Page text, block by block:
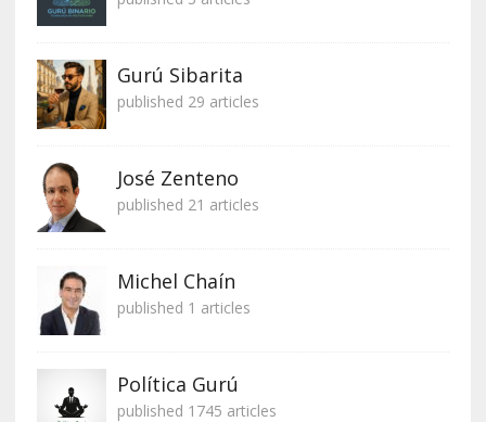
Gurú Sibarita
published 29 articles
José Zenteno
published 21 articles
Michel Chaín
published 1 articles
Política Gurú
published 1745 articles